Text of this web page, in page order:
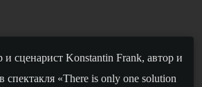
сценарист Konstantin Frank, автор и
спектакля «There is only one solution